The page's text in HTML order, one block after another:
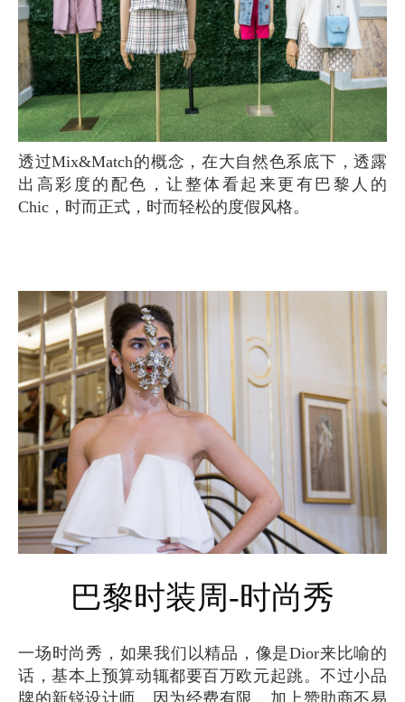
透过Mix&Match的概念，在大自然色系底下，透露
出高彩度的配色，让整体看起来更有巴黎人的
Chic，时而正式，时而轻松的度假风格。
巴黎时装周-时尚秀
一场时尚秀，如果我们以精品，像是Dior来比喻的
话，基本上预算动辄都要百万欧元起跳。不过小品